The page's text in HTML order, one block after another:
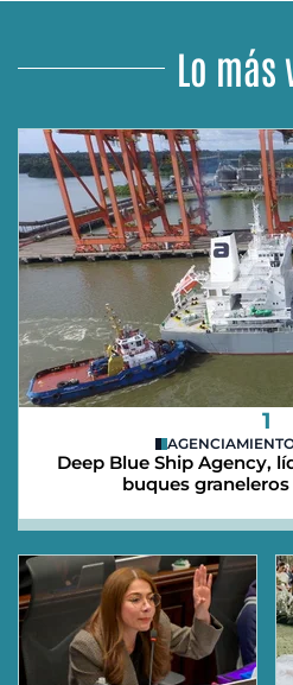
Lo más
1
Deep Blue Ship Agency,
buques